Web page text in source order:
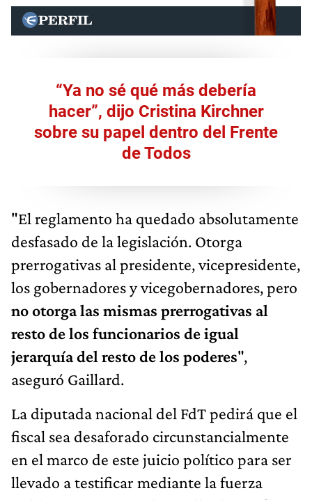
“Ya no sé qué más debería
hacer”, dijo Cristina Kirchner
sobre su papel dentro del Frente
de Todos
"El reglamento ha quedado absolutamente
desfasado de la legislación. Otorga
prerrogativas al presidente, vicepresidente,
los gobernadores y vicegobernadores, pero
no otorga las mismas prerrogativas al
resto de los funcionarios de igual
jerarquía del resto de los poderes",
aseguró Gaillard.
La diputada nacional del FdT pedirá que el
fiscal sea desaforado circunstancialmente
en el marco de este juicio político para ser
llevado a testificar mediante la fuerza